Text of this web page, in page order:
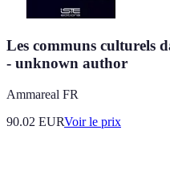
Les communs culturels
- unknown author
Ammareal FR
90.02 EURVoir le prix